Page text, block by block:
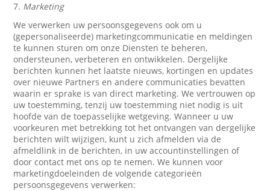
7. Marketing
We verwerken uw persoonsgegevens ook om u
(gepersonaliseerde) marketingcommunicatie en meldingen
te kunnen sturen om onze Diensten te beheren,
ondersteunen, verbeteren en ontwikkelen. Dergelijke
berichten kunnen het laatste nieuws, kortingen en updates
over nieuwe Partners en andere communicaties bevatten
waarin er sprake is van direct marketing. We vertrouwen op
uw toestemming, tenzij uw toestemming niet nodig is uit
hoofde van de toepasselijke wetgeving. Wanneer u uw
voorkeuren met betrekking tot het ontvangen van dergelijke
berichten wilt wijzigen, kunt u zich afmelden via de
afmeldlink in de berichten, in uw accountinstellingen of
door contact met ons op te nemen. We kunnen voor
marketingdoeleinden de volgende categorieën
persoonsgegevens verwerken: